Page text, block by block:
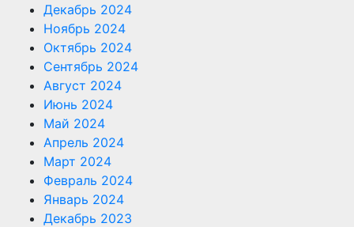
Декабрь 2024
Ноябрь 2024
Октябрь 2024
Сентябрь 2024
Август 2024
Июнь 2024
Май 2024
Апрель 2024
Март 2024
Февраль 2024
Январь 2024
Декабрь 2023